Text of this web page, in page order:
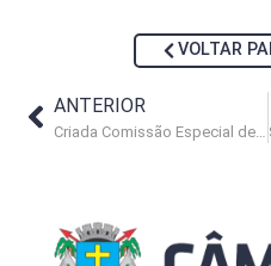
VOLTAR
ANTERIOR